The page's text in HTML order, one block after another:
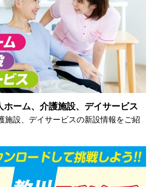
ホーム、介護施設、デイサービス
施設、デイサービスの新設情報をご紹